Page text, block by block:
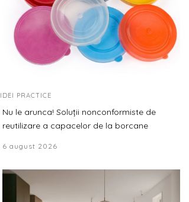
IDEI PRACTICE
Nu le arunca! Soluții nonconformiste de
reutilizare a capacelor de la borcane
6 august 2026